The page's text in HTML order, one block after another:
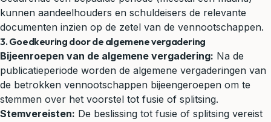
kunnen aandeelhouders en schuldeisers de relevante
documenten inzien op de zetel van de vennootschappen.
3. Goedkeuring door de algemene vergadering
Bijeenroepen van de algemene vergadering: Na de
publicatieperiode worden de algemene vergaderingen van
de betrokken vennootschappen bijeengeroepen om te
stemmen over het voorstel tot fusie of splitsing.
Stemvereisten: De beslissing tot fusie of splitsing vereist